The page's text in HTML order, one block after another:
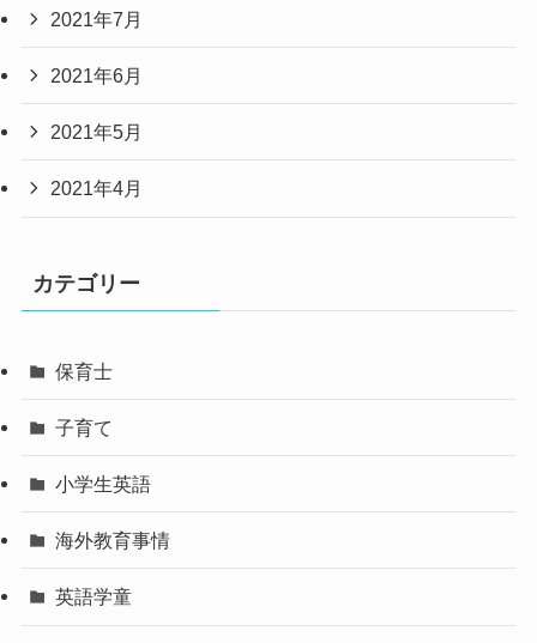
2021年7月
2021年6月
2021年5月
2021年4月
カテゴリー
保育士
子育て
小学生英語
海外教育事情
英語学童